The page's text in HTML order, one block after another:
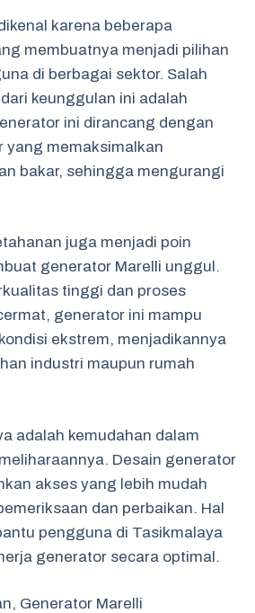
karena beberapa
membuatnya menjadi pilihan
di berbagai sektor. Salah
keunggulan ini adalah
ini dirancang dengan
yang memaksimalkan
bakar, sehingga mengurangi
juga menjadi poin
generator Marelli unggul.
tinggi dan proses
generator ini mampu
ekstrem, menjadikannya
industri maupun rumah
adalah kemudahan dalam
Desain generator
akses yang lebih mudah
dan perbaikan. Hal
pengguna di Tasikmalaya
generator secara optimal.
Generator Marelli